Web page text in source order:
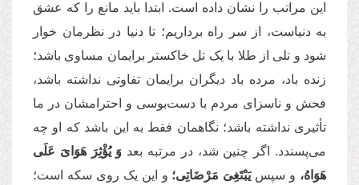
این مراتب را نشان داده است. ابتدا باید مانع را كه عشق
به دنیاست، از سر راه برداریم؛ تا دنیا در نظرمان خوار
شود و تلی از طلا با یک تل خاکستر برایمان مساوی باشد؛
زنده باد، مرده باد دیگران برایمان تفاوتی نداشته باشد،
فحش و ناسزای مردم با دست‌بوسی و احترامشان در ما
تأثیری نداشته باشد؛ نگاهمان فقط به این باشد كه او چه
می‌پسندد. اگر چنین شد، در مرتبه بعد وَ یُؤْثِرَ هَوَایَ عَلَى
هَوَاهُ، و سپس یَبْتَغِیَ مَرْضَاتِی؛ و این یک روی سکه است؛